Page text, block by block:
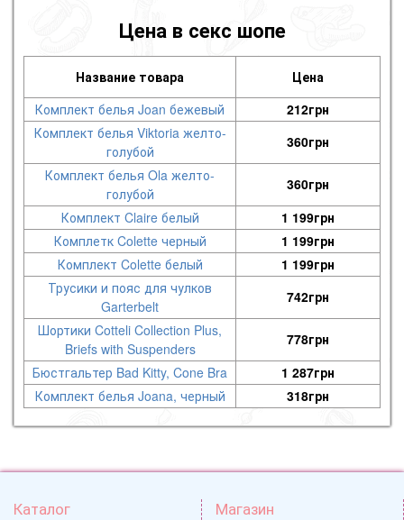
Цена в секс шопе
Название товара
Цена
Комплект белья Joan бежевый
212грн
Комплект белья Viktoria желто-
голубой
360грн
Комплект белья Ola желто-
голубой
360грн
Комплект Claire белый
1 199грн
Комплетк Colette черный
1 199грн
Комплект Colette белый
1 199грн
Трусики и пояс для чулков
Garterbelt
742грн
Шортики Cotteli Collection Plus,
Briefs with Suspenders
778грн
Бюстгальтер Bad Kitty, Cone Bra
1 287грн
Комплект белья Joana, черный
318грн
Каталог Магазин